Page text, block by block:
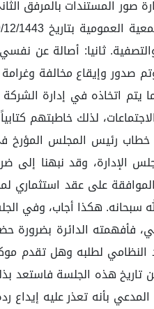
صور المستندات بالمرفق
ثانيا: أصالة عن نفسي
عن تلك التجاوزات على سبيل المثال لا الحصر: - عدم إصدار الميزانيات
يتم اتخاذه في إدارة
لذلك خاطبتهم
وقد نبهنا إلى
على عقد استثماري
سبحانه. هكذا أجاب، وفي
فأفهمته الدائرة بضرورة
لطلبه وهل تقدم
تاريخ هذه الجلسة فاستعد
بأنه تعذر عليه إيداع